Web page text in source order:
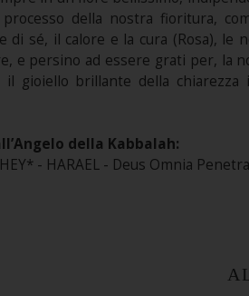
processo della nostra fioritura,
di sé, il calore e la cura (Rosa),
e persino ad essere grati per, la
il gioiello brillante della
della Kabbalah:
HEY* - HARAEL - Deus Omnia